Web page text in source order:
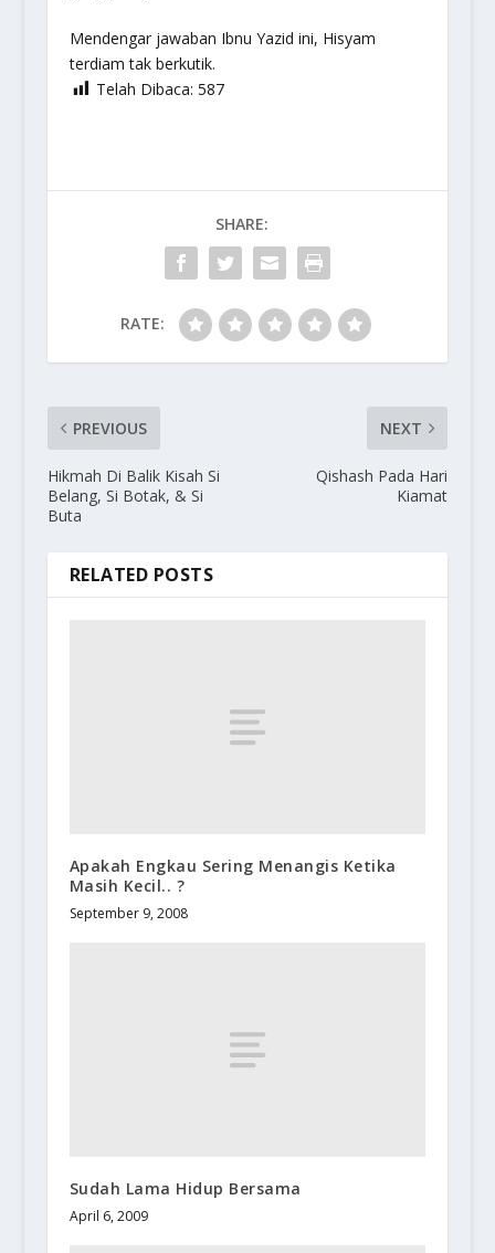
Mendengar jawaban Ibnu Yazid ini, Hisyam
terdiam tak berkutik.
Telah Dibaca: 587
SHARE:
RATE:
PREVIOUS
Hikmah Di Balik Kisah Si
Belang, Si Botak, & Si
Buta
NEXT
Qishash Pada Hari
Kiamat
RELATED POSTS
Apakah Engkau Sering Menangis Ketika
Masih Kecil.. ?
September 9, 2008
Sudah Lama Hidup Bersama
April 6, 2009